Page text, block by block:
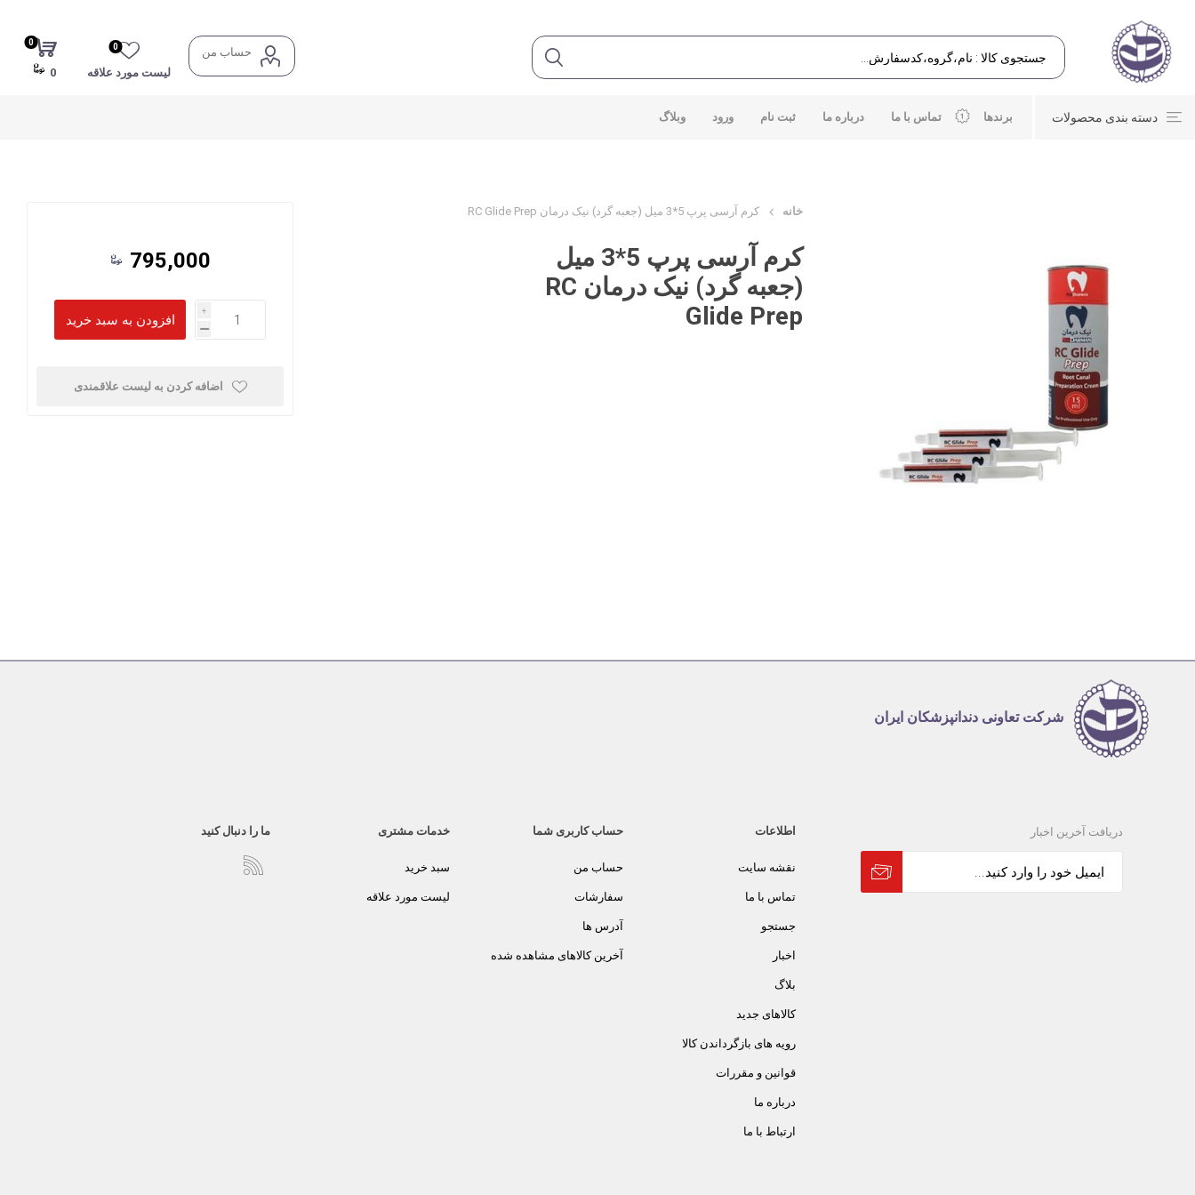
حساب من
لیست مورد علاقه
0
0
0
دسته بندی محصولات برندها تماس با ما درباره ما ثبت نام ورود وبلاگ
خانه کرم آرسی پرپ 5*3 میل (جعبه گرد) نیک درمان RC Glide Prep
کرم آرسی پرپ 5*3 میل
(جعبه گرد) نیک درمان RC
Glide Prep
795,000
i
h
اضافه کردن به لیست علاقمندی
شرکت تعاونی دندانپزشکان ایران
دریافت آخرین اخبار اطلاعات
نقشه سایت
تماس با ما
جستجو
اخبار
بلاگ
کالاهای جدید
رویه های بازگرداندن کالا
قوانین و مقررات
درباره ما
ارتباط با ما
حساب کاربری شما
حساب من
سفارشات
آدرس ها
آخرین کالاهای مشاهده شده
خدمات مشتری
سبد خرید
لیست مورد علاقه
ما را دنبال کنید